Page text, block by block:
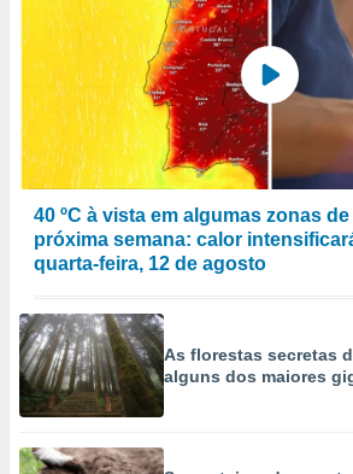
40 ºC à vista em algumas zonas
próxima semana: calor
quarta-feira, 12 de agosto
As florestas secretas
alguns dos maiores